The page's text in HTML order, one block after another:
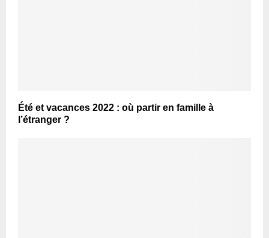
Été et vacances 2022 : où partir en famille à
l’étranger ?